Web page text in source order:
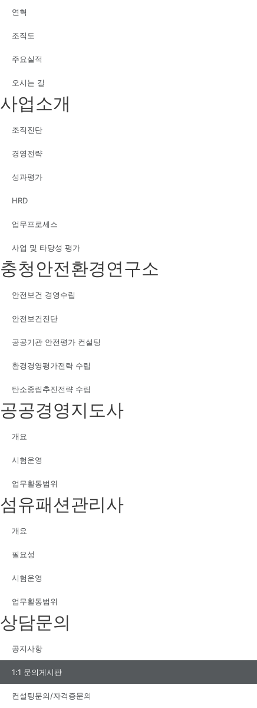
연혁
조직도
주요실적
오시는 길
사업소개
조직진단
경영전략
성과평가
HRD
업무프로세스
사업 및 타당성 평가
충청안전환경연구소
안전보건 경영수립
안전보건진단
공공기관 안전평가 컨설팅
환경경영평가전략 수립
탄소중립추진전략 수립
공공경영지도사
개요
시험운영
업무활동범위
섬유패션관리사
개요
필요성
시험운영
업무활동범위
상담문의
공지사항
1:1 문의게시판
컨설팅문의/자격증문의